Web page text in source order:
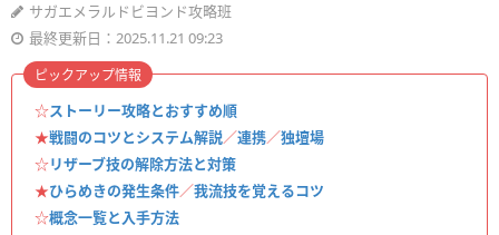
サガエメラルドビヨンド攻略班
最終更新日：2025.11.21 09:23
☆ストーリー攻略とおすすめ順
★戦闘のコツとシステム解説／連携／独壇場
☆リザーブ技の解除方法と対策
★ひらめきの発生条件／我流技を覚えるコツ
☆概念一覧と入手方法
ピックアップ情報